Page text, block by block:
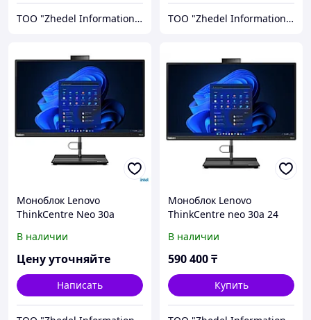
ТОО "Zhedel Information Systems" ТОО "Zhedel Information Systems"
Моноблок Lenovo
ThinkCentre Neo 30a
В наличии
Цену уточняйте
Написать
Моноблок Lenovo
ThinkCentre neo 30a 24
В наличии
590 400₸
Купить